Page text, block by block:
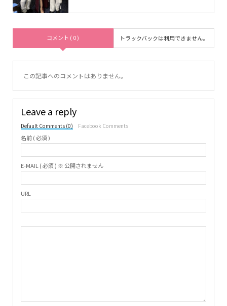
コメント ( 0 ) トラックバックは利用できません。
この記事へのコメントはありません。
Leave a reply
Default Comments (0) Facebook Comments
名前 ( 必須 )
E-MAIL ( 必須 ) ※ 公開されません
URL